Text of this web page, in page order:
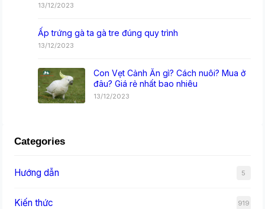
13/12/2023
Ấp trứng gà ta gà tre đúng quy trình
13/12/2023
Con Vẹt Cảnh Ăn gì? Cách nuôi? Mua ở
đâu? Giá rẻ nhất bao nhiêu
13/12/2023
Categories
Hướng dẫn 5
Kiến thức 919